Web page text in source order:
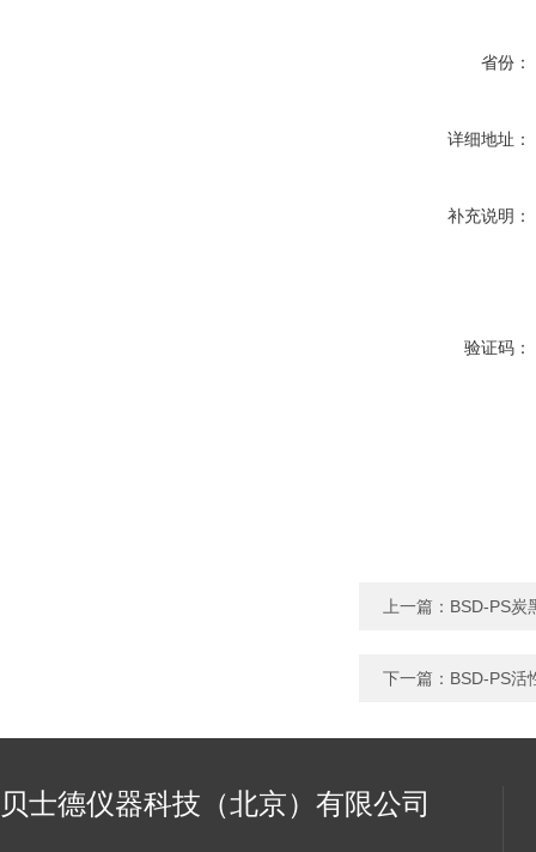
省份：
详细地址：
补充说明：
验证码：
上一篇： BSD-PS炭
下一篇： BSD-PS活
贝士德仪器科技（北京）有限公司